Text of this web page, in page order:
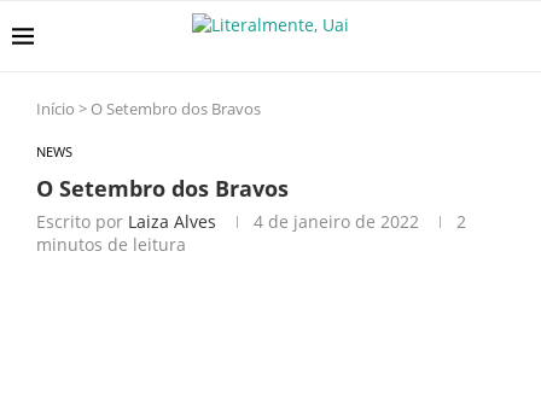
Início > O Setembro dos Bravos
NEWS
O Setembro dos Bravos
Escrito por Laiza Alves 4 de janeiro de 2022
2
minutos de leitura